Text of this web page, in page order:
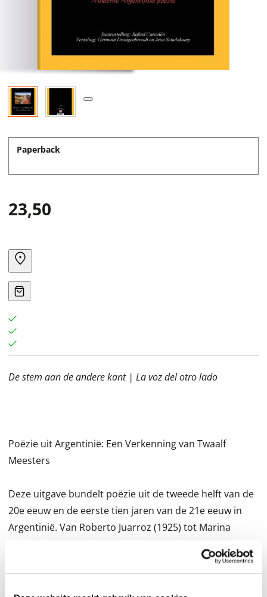
Paperback
23,50
De stem aan de andere kant | La voz del otro lado
Poëzie uit Argentinië: Een Verkenning van Twaalf
Meesters
Deze uitgave bundelt poëzie uit de tweede helft van de
20e eeuw en de eerste tien jaren van de 21e eeuw in
Argentinië. Van Roberto Juarroz (1925) tot Marina
Mariasch (1973), de twaalf dichters in deze collectie
laten zien hoe de Argentijnse poëzie zich in 50 jaar
heeft ontwikkeld. Hun werk is van hoge kwaliteit en
wordt wereldwijd erkend. Dit is mede te danken aan